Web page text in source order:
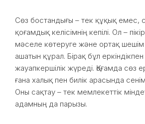
Сөз бостандығы – тек құқық емес,
қоғамдық келісімнің кепілі. Ол –
мәселе көтеруге және ортақ шешім
ашатын құрал. Бірақ бұл еркіндікпен
жауапкершілік жүреді. Қоғамда сөз
ғана халық пен билік арасында
Оны сақтау – тек мемлекеттік
адамның да парызы.